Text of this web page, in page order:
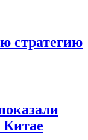
стратегию
Китае